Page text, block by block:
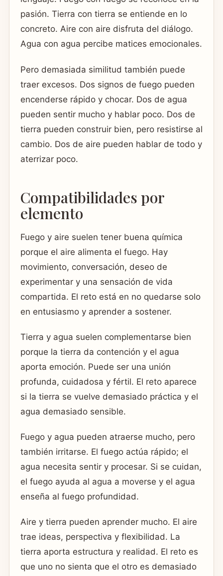
pasión. Tierra con tierra se entiende en lo
concreto. Aire con aire disfruta del diálogo.
Agua con agua percibe matices emocionales.
Pero demasiada similitud también puede
traer excesos. Dos signos de fuego pueden
encenderse rápido y chocar. Dos de agua
pueden sentir mucho y hablar poco. Dos de
tierra pueden construir bien, pero resistirse al
cambio. Dos de aire pueden hablar de todo y
aterrizar poco.
Compatibilidades por
elemento
Fuego y aire suelen tener buena química
porque el aire alimenta el fuego. Hay
movimiento, conversación, deseo de
experimentar y una sensación de vida
compartida. El reto está en no quedarse solo
en entusiasmo y aprender a sostener.
Tierra y agua suelen complementarse bien
porque la tierra da contención y el agua
aporta emoción. Puede ser una unión
profunda, cuidadosa y fértil. El reto aparece
si la tierra se vuelve demasiado práctica y el
agua demasiado sensible.
Fuego y agua pueden atraerse mucho, pero
también irritarse. El fuego actúa rápido; el
agua necesita sentir y procesar. Si se cuidan,
el fuego ayuda al agua a moverse y el agua
enseña al fuego profundidad.
Aire y tierra pueden aprender mucho. El aire
trae ideas, perspectiva y flexibilidad. La
tierra aporta estructura y realidad. El reto es
que uno no sienta que el otro es demasiado